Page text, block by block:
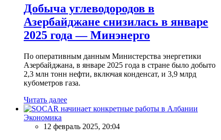
Добыча углеводородов в
Азербайджане снизилась в январе
2025 года — Минэнерго
По оперативным данным Министерства энергетики
Азербайджана, в январе 2025 года в стране было добыто
2,3 млн тонн нефти, включая конденсат, и 3,9 млрд
кубометров газа.
Читать далее
Экономика
12 февраль 2025, 20:04